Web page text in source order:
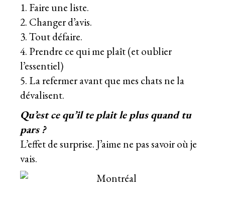
1. Faire une liste.
2. Changer d’avis.
3. Tout défaire.
4. Prendre ce qui me plaît (et oublier
l’essentiel)
5. La refermer avant que mes chats ne la
dévalisent.
Qu’est ce qu’il te plait le plus quand tu
pars ?
L’effet de surprise. J’aime ne pas savoir où je
vais.